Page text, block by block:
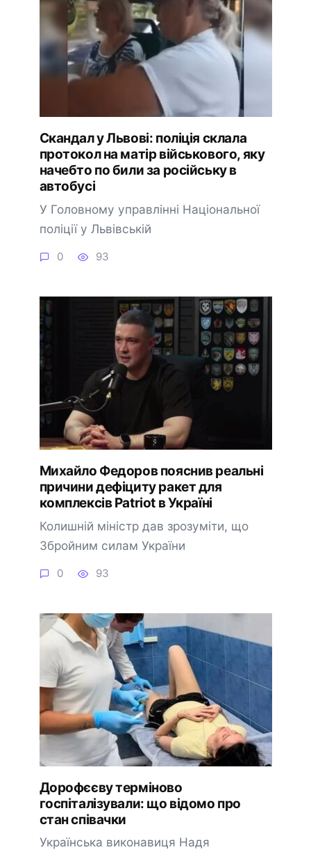
Скандал у Львові: поліція склала
протокол на матір військового, яку
начебто по били за російську в
автобусі
У Головному управлінні Національної
поліції у Львівській
0 93
Михайло Федоров пояснив реальні
причини дефіциту ракет для
комплексів Patriot в Україні
Колишній міністр дав зрозуміти, що
Збройним силам України
0 93
Дорофєєву терміново
госпіталізували: що відомо про
стан співачки
Українська виконавиця Надя